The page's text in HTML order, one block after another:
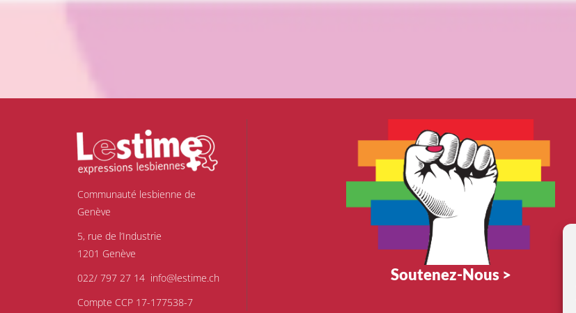
Communauté lesbienne de
Genève
5, rue de l’Industrie
1201 Genève
022/ 797 27 14 info@lestime.ch
Compte CCP 17-177538-7
Soutenez-Nous >